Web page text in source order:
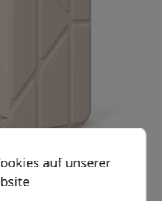
auf unserer